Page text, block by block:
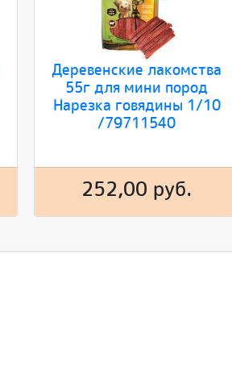
Деревенские лакомства
55г для мини пород
Нарезка говядины 1/10
/79711540
252,00 руб.